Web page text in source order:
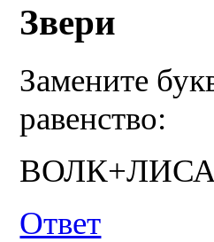
Звери
Замените
равенство:
Ответ